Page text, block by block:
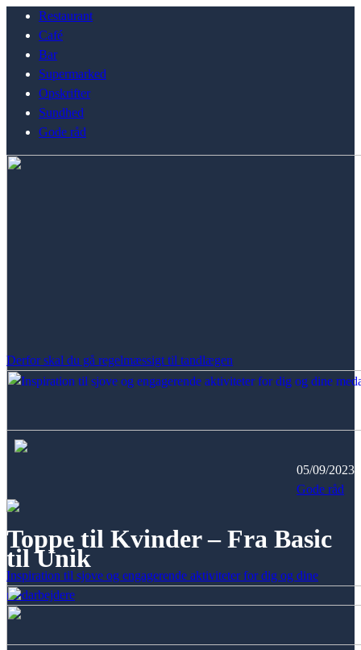
Restaurant
Café
Bar
Supermarked
Opskrifter
Sundhed
Gode råd
Derfor skal du gå regelmæssigt til tandlægen
Inspiration til sjove og engagerende aktiviteter for dig og dine
medarbejdere
05/09/2023
Gode råd
Toppe til Kvinder – Fra Basic
til Unik